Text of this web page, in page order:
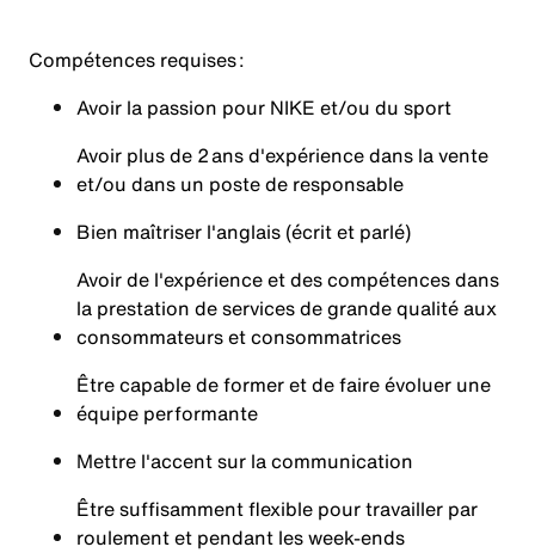
Compétences requises:
Avoir la passion pour NIKE et/ou du sport
Avoir plus de 2 ans d'expérience dans la vente
et/ou dans un poste de responsable
Bien maîtriser l'anglais (écrit et parlé)
Avoir de l'expérience et des compétences dans
la prestation de services de grande qualité aux
consommateurs et consommatrices
Être capable de former et de faire évoluer une
équipe performante
Mettre l'accent sur la communication
Être suffisamment flexible pour travailler par
roulement et pendant les week-ends